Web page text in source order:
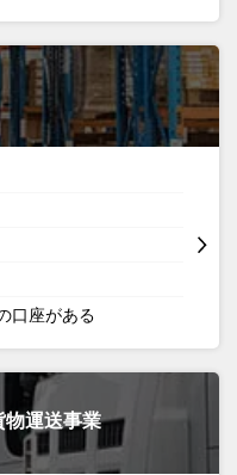
口座がある
運送事業